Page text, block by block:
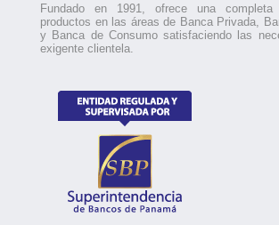
Fundado en 1991, ofrece una completa
productos en las áreas de Banca Privada,
y Banca de Consumo satisfaciendo las
exigente clientela.